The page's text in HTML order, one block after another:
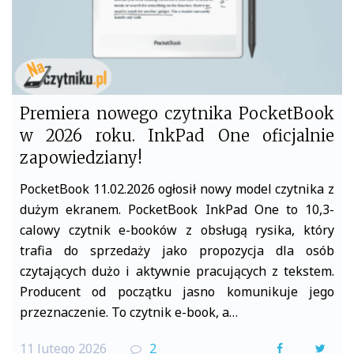
Premiera nowego czytnika PocketBook
w 2026 roku. InkPad One oficjalnie
zapowiedziany!
PocketBook 11.02.2026 ogłosił nowy model czytnika z
dużym ekranem. PocketBook InkPad One to 10,3-
calowy czytnik e-booków z obsługą rysika, który
trafia do sprzedaży jako propozycja dla osób
czytających dużo i aktywnie pracujących z tekstem.
Producent od początku jasno komunikuje jego
przeznaczenie. To czytnik e-book, a…
11 lutego 2026 2
F